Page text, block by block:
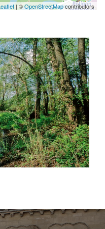
| ©OpenStreetMapcontributors